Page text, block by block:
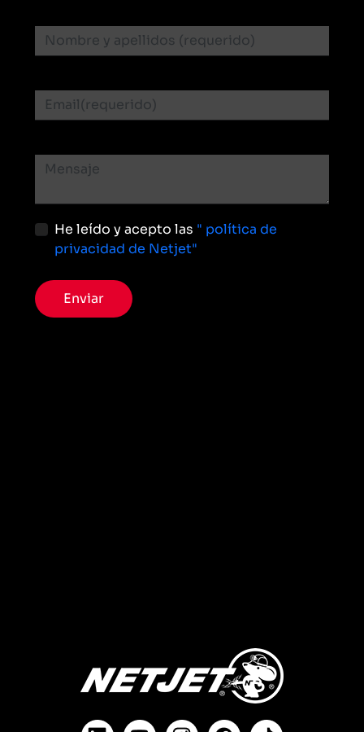
He leído y acepto las " política de
privacidad de Netjet"
Enviar